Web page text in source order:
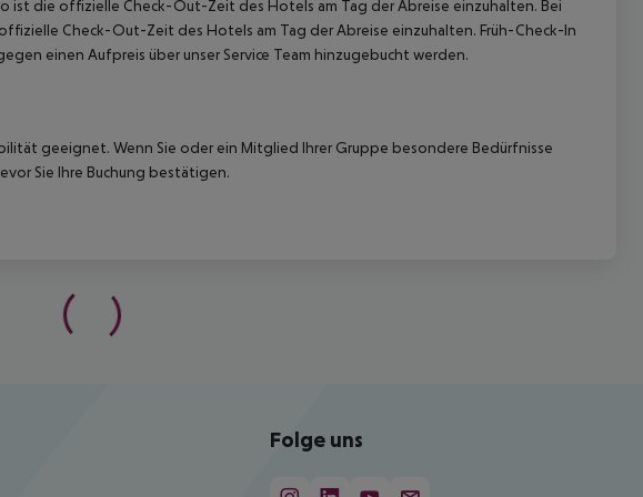
ist die offizielle Check-Out-Zeit des Hotels am Tag der Abreise einzuhalten. Bei
Check-Out-Zeit des Hotels am Tag der Abreise einzuhalten. Früh-Check-In
einen Aufpreis über unser Service Team hinzugebucht werden.
geeignet. Wenn Sie oder ein Mitglied Ihrer Gruppe besondere Bedürfnisse
Sie Ihre Buchung bestätigen.
Folge uns